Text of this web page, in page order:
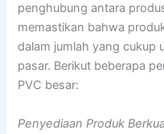
penghubung antara
memastikan bahwa
dalam jumlah yang cukup
pasar. Berikut beberapa
PVC besar:
Penyediaan Produk